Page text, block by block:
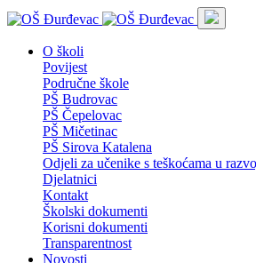
O školi
Povijest
Područne škole
PŠ Budrovac
PŠ Čepelovac
PŠ Mičetinac
PŠ Sirova Katalena
Odjeli za učenike s teškoćama u
Djelatnici
Kontakt
Školski dokumenti
Korisni dokumenti
Transparentnost
Novosti